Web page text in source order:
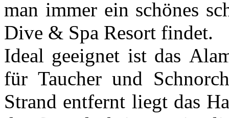
man immer ein schönes
Dive & Spa Resort findet.
Ideal geeignet ist das
für Taucher und
Strand entfernt liegt das